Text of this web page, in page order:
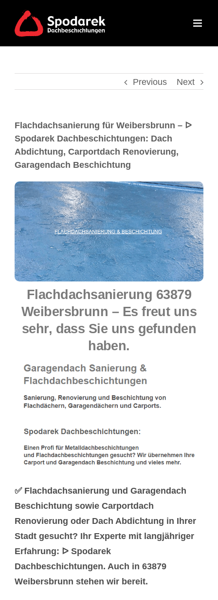
Previous Next
Flachdachsanierung für Weibersbrunn – ᐅ
Spodarek Dachbeschichtungen: Dach
Abdichtung, Carportdach Renovierung,
Garagendach Beschichtung
Flachdachsanierung 63879
Weibersbrunn – Es freut uns
sehr, dass Sie uns gefunden
haben.
✅ Flachdachsanierung und Garagendach
Beschichtung sowie Carportdach
Renovierung oder Dach Abdichtung in Ihrer
Stadt gesucht? Ihr Experte mit langjähriger
Erfahrung: ᐅ Spodarek
Dachbeschichtungen. Auch in 63879
Weibersbrunn stehen wir bereit.